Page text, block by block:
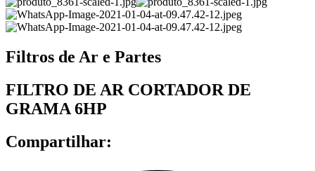
Filtros de Ar e Partes
FILTRO DE AR CORTADOR DE
GRAMA 6HP
Compartilhar: